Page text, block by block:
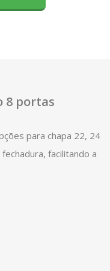
8 portas
para chapa 22, 24
facilitando a